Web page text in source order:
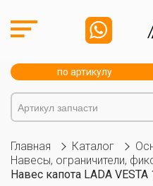
по артикулу
Главная Каталог
Навесы, ограничители,
Навес капота LADA VESTA